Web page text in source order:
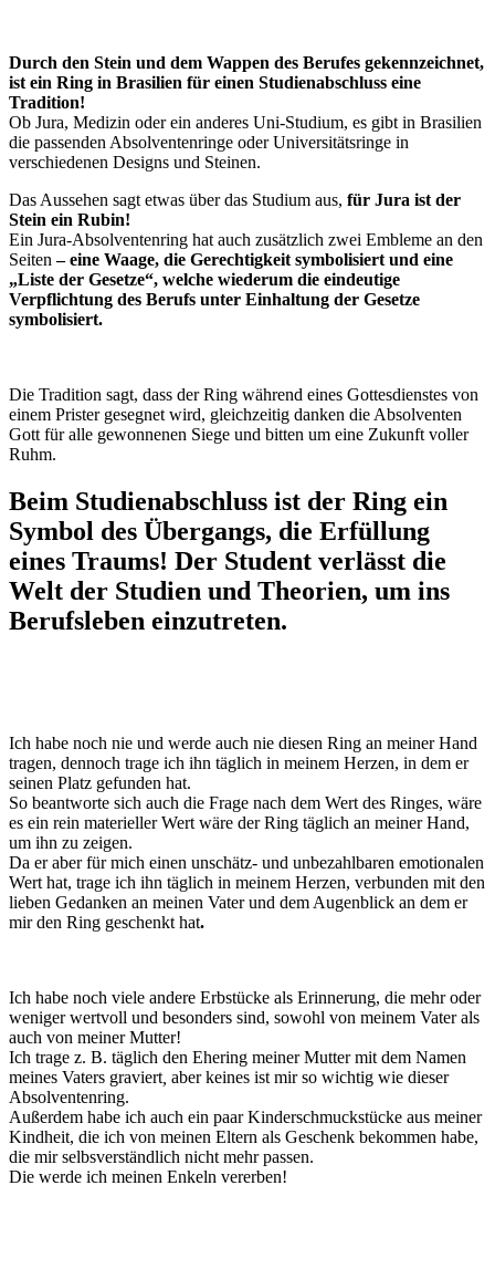
Durch den Stein und dem Wappen des Berufes gekennzeichnet,
ist ein Ring in Brasilien für einen Studienabschluss eine
Tradition!
Ob Jura, Medizin oder ein anderes Uni-Studium, es gibt in Brasilien
die passenden Absolventenringe oder Universitätsringe in
verschiedenen Designs und Steinen.
Das Aussehen sagt etwas über das Studium aus, für Jura ist der
Stein ein Rubin!
Ein Jura-Absolventenring hat auch zusätzlich zwei Embleme an den
Seiten– eine Waage, die Gerechtigkeit symbolisiert und eine
„Liste der Gesetze“, welche wiederum die eindeutige
Verpflichtung des Berufs unter Einhaltung der Gesetze
symbolisiert.
Die Tradition sagt, dass der Ring während eines Gottesdienstes von
einem Prister gesegnet wird, gleichzeitig danken die Absolventen
Gott für alle gewonnenen Siege und bitten um eine Zukunft voller
Ruhm.
Beim Studienabschluss ist der Ring ein
Symbol des Übergangs, die Erfüllung
eines Traums! Der Student verlässt die
Welt der Studien und Theorien, um ins
Berufsleben einzutreten.
Ich habe noch nie und werde auch nie diesen Ring an meiner Hand
tragen, dennoch trage ich ihn täglich in meinem Herzen, in dem er
seinen Platz gefunden hat.
So beantworte sich auch die Frage nach dem Wert des Ringes, wäre
es ein rein materieller Wert wäre der Ring täglich an meiner Hand,
um ihn zu zeigen.
Da er aber für mich einen unschätz- und unbezahlbaren emotionalen
Wert hat, trage ich ihn täglich in meinem Herzen, verbunden mit den
lieben Gedanken an meinen Vater und dem Augenblick an dem er
mir den Ring geschenkt hat.
Ich habe noch viele andere Erbstücke als Erinnerung, die mehr oder
weniger wertvoll und besonders sind, sowohl von meinem Vater als
auch von meiner Mutter!
Ich trage z. B. täglich den Ehering meiner Muttermit dem Namen
meines Vaters graviert aber keines ist mir so wichtig wie dieser
Absolventenring.
Außerdem habe ich auch ein paar Kinderschmuckstücke aus meiner
Kindheit, die ich von meinen Eltern als Geschenk bekommen habe,
die mir selbsverständlich nicht mehr passen.
Die werde ich meinen Enkeln vererben!